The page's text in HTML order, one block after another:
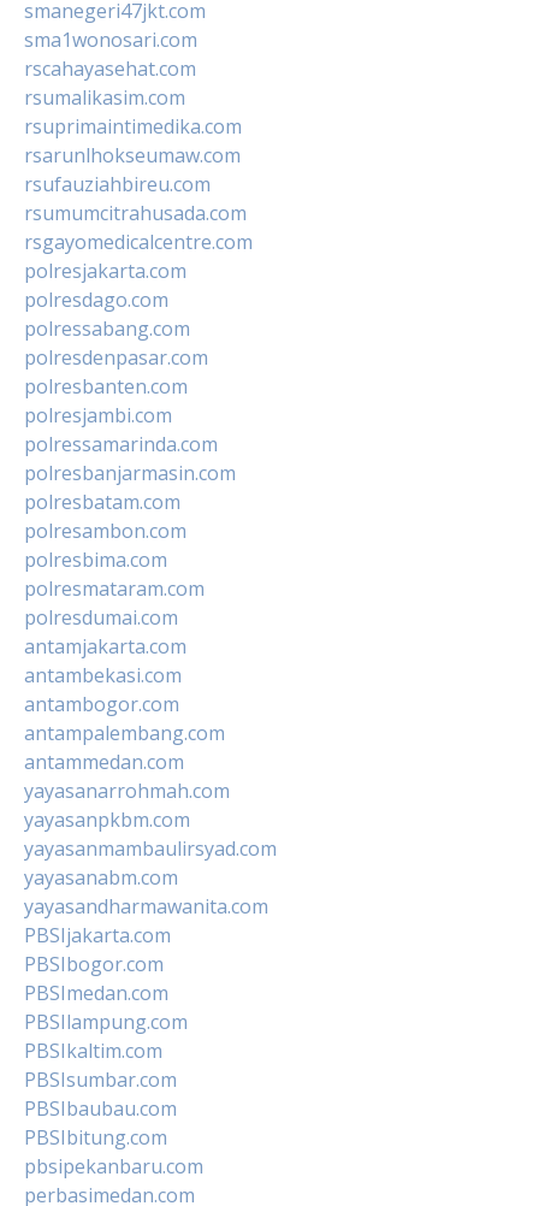
smanegeri47jkt.com
sma1wonosari.com
rscahayasehat.com
rsumalikasim.com
rsuprimaintimedika.com
rsarunlhokseumaw.com
rsufauziahbireu.com
rsumumcitrahusada.com
rsgayomedicalcentre.com
polresjakarta.com
polresdago.com
polressabang.com
polresdenpasar.com
polresbanten.com
polresjambi.com
polressamarinda.com
polresbanjarmasin.com
polresbatam.com
polresambon.com
polresbima.com
polresmataram.com
polresdumai.com
antamjakarta.com
antambekasi.com
antambogor.com
antampalembang.com
antammedan.com
yayasanarrohmah.com
yayasanpkbm.com
yayasanmambaulirsyad.com
yayasanabm.com
yayasandharmawanita.com
PBSIjakarta.com
PBSIbogor.com
PBSImedan.com
PBSIlampung.com
PBSIkaltim.com
PBSIsumbar.com
PBSIbaubau.com
PBSIbitung.com
pbsipekanbaru.com
perbasimedan.com